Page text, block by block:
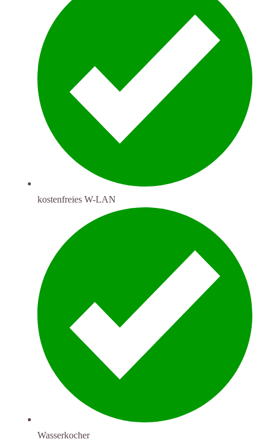
kostenfreies W-LAN
Wasserkocher